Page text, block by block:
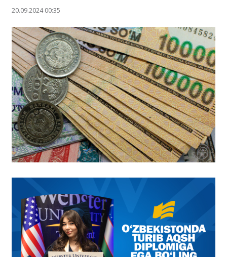
20.09.2024 00:35